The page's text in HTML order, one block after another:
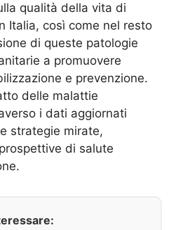
qualità della vita di
Italia, così come nel resto
di queste patologie
a promuovere
e prevenzione.
delle malattie
i dati aggiornati
strategie mirate,
di salute